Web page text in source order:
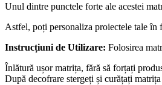
Unul dintre punctele forte ale acestei
Astfel, poți personaliza proiectele tale în
Instrucțiuni de Utilizare: Folosirea
Înlătură ușor matrița, fără să forțați
După decofrare stergeți și curățați